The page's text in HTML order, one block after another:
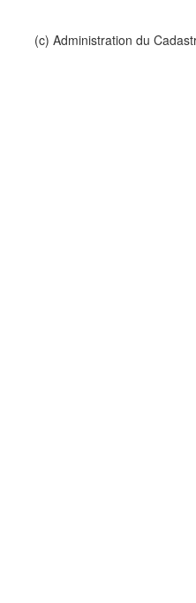
(c) Administration du